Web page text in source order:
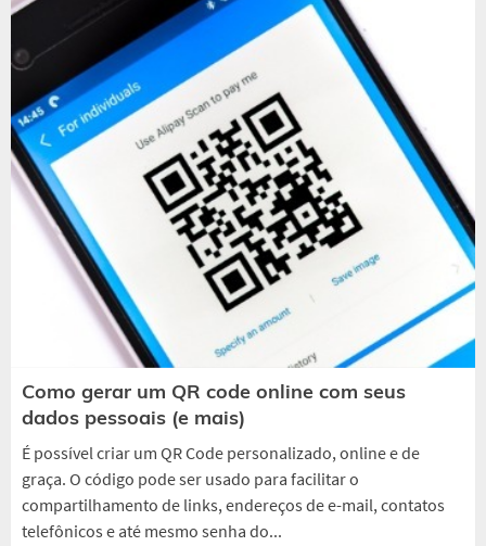
Como gerar um QR code online com seus
dados pessoais (e mais)
É possível criar um QR Code personalizado, online e de
graça. O código pode ser usado para facilitar o
compartilhamento de links, endereços de e-mail, contatos
telefônicos e até mesmo senha do...